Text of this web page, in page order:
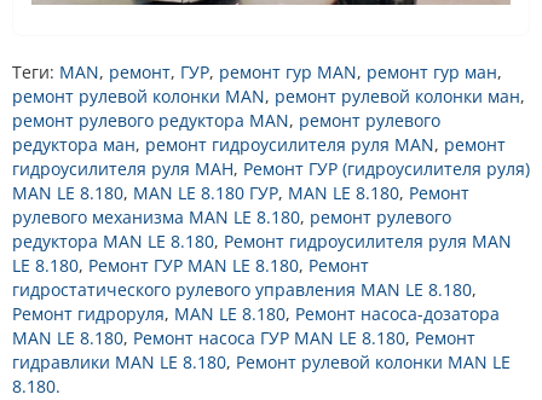
Теги: MAN, ремонт, ГУР, ремонт гур MAN, ремонт гур ман,
ремонт рулевой колонки MAN, ремонт рулевой колонки ман,
ремонт рулевого редуктора MAN, ремонт рулевого
редуктора ман, ремонт гидроусилителя руля MAN, ремонт
гидроусилителя руля МАН, Ремонт ГУР (гидроусилителя руля)
MAN LE 8.180, MAN LE 8.180 ГУР, MAN LE 8.180, Ремонт
рулевого механизма MAN LE 8.180, ремонт рулевого
редуктора MAN LE 8.180, Ремонт гидроусилителя руля MAN
LE 8.180, Ремонт ГУР MAN LE 8.180, Ремонт
гидростатического рулевого управления MAN LE 8.180,
Ремонт гидроруля, MAN LE 8.180, Ремонт насоса-дозатора
MAN LE 8.180, Ремонт насоса ГУР MAN LE 8.180, Ремонт
гидравлики MAN LE 8.180, Ремонт рулевой колонки MAN LE
8.180.